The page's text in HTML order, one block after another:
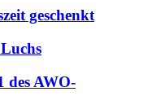
geschenkt
des AWO-